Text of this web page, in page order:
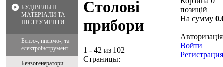
БУДІВЕЛЬНІ
МАТЕРІАЛИ ТА
ІНСТРУМЕНТИ
Бензо-, пневмо-, та
електроінструмент
Бензогенератори
Столові
прибори
1 - 42 из 102
Страницы:
позицій
На сумму
Авторизація
Войти
Регистрация